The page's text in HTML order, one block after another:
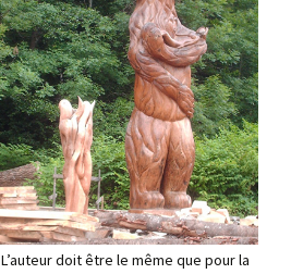
L’auteur doit être le même que pour la